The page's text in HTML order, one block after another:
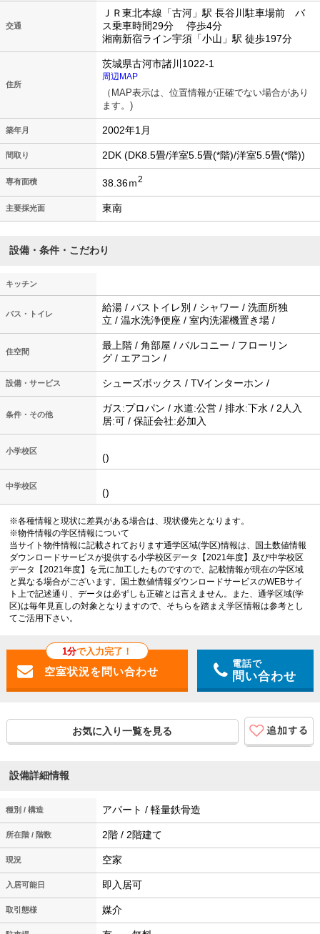
交通
ＪＲ東北本線「古河」駅 長谷川駐車場前 バ
ス乗車時間29分 停歩4分
湘南新宿ライン宇須「小山」駅 徒歩197分
住所
茨城県古河市諸川1022-1
周辺MAP
（MAP表示は、位置情報が正確でない場合があり
ます。)
築年月 2002年1月
間取り 2DK (DK8.5畳/洋室5.5畳(*階)/洋室5.5畳(*階))
専有面積 38.36ｍ2
主要採光面 東南
設備・条件・こだわり
キッチン
バス・トイレ
給湯 / バストイレ別 / シャワー / 洗面所独
立 / 温水洗浄便座 / 室内洗濯機置き場 /
住空間
最上階 / 角部屋 / バルコニー / フローリン
グ / エアコン /
設備・サービス シューズボックス / TVインターホン /
条件・その他
ガス:プロパン / 水道:公営 / 排水:下水 / 2人入
居:可 / 保証会社:必加入
小学校区
()
中学校区
()
※各種情報と現状に差異がある場合は、現状優先となります。
※物件情報の学区情報について
当サイト物件情報に記載されております通学区域(学区)情報は、国土数値情報
ダウンロードサービスが提供する小学校区データ【2021年度】及び中学校区
データ【2021年度】を元に加工したものですので、記載情報が現在の学区域
と異なる場合がございます。国土数値情報ダウンロードサービスのWEBサイ
ト上で記述通り、データは必ずしも正確とは言えません。また、通学区域(学
区)は毎年見直しの対象となりますので、そちらを踏まえ学区情報は参考とし
てご活用下さい。
1分で入力完了！
電話で
問い合わせ
お気に入り一覧を見る
設備詳細情報
種別 / 構造 アパート / 軽量鉄骨造
所在階 / 階数 2階 / 2階建て
現況 空家
入居可能日 即入居可
取引態様 媒介